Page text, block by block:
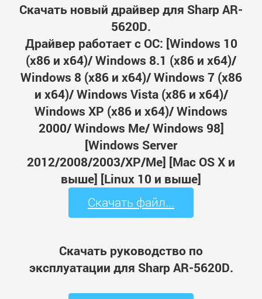
Скачать новый драйвер для Sharp AR-
5620D.
Драйвер работает с ОС: [Windows 10
(x86 и x64)/ Windows 8.1 (x86 и x64)/
Windows 8 (x86 и x64)/ Windows 7 (x86
и x64)/ Windows Vista (x86 и x64)/
Windows XP (x86 и x64)/ Windows
2000/ Windows Me/ Windows 98]
[Windows Server
2012/2008/2003/XP/Me] [Mac OS X и
выше] [Linux 10 и выше]
Скачать файл...
Скачать руководство по
эксплуатации для Sharp AR-5620D.